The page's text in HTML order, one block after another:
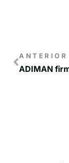
ANTERIOR